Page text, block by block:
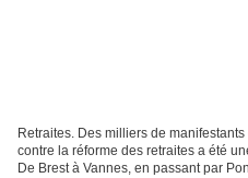
Retraites. Des milliers de
contre la réforme des retraites a été
De Brest à Vannes, en passant par